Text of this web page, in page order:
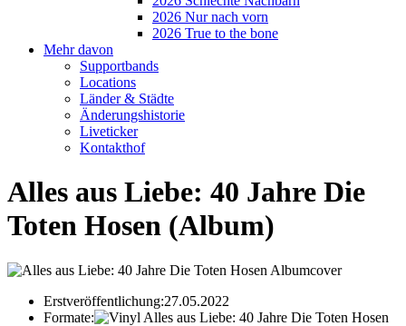
2026 Nur nach vorn
2026 True to the bone
Mehr davon
Supportbands
Locations
Länder & Städte
Änderungshistorie
Liveticker
Kontakthof
Alles aus Liebe: 40 Jahre Die
Toten Hosen (Album)
Erstveröffentlichung:27.05.2022
Formate: